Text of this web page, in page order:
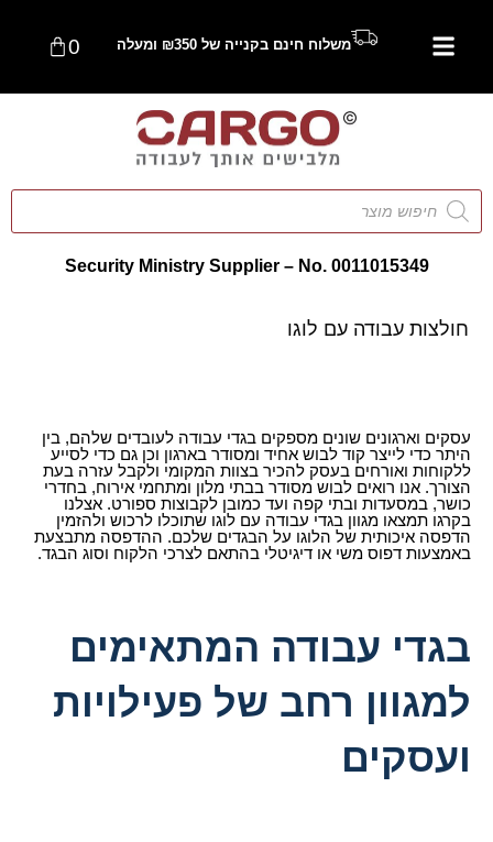
משלוח חינם בקנייה של ₪350 ומעלה 0
Security Ministry Supplier – No. 0011015349
חולצות עבודה עם לוגו
עסקים וארגונים שונים מספקים בגדי עבודה לעובדים שלהם, בין
היתר כדי לייצר קוד לבוש אחיד ומסודר בארגון וכן גם כדי לסייע
ללקוחות ואורחים בעסק להכיר בצוות המקומי ולקבל עזרה בעת
הצורך. אנו רואים לבוש מסודר בבתי מלון ומתחמי אירוח, בחדרי
כושר, במסעדות ובתי קפה ועד כמובן לקבוצות ספורט. אצלנו
בקרגו תמצאו מגוון בגדי עבודה עם לוגו שתוכלו לרכוש ולהזמין
הדפסה איכותית של הלוגו על הבגדים שלכם. ההדפסה מתבצעת
באמצעות דפוס משי או דיגיטלי בהתאם לצרכי הלקוח וסוג הבגד.
בגדי עבודה המתאימים
למגוון רחב של פעילויות
ועסקים